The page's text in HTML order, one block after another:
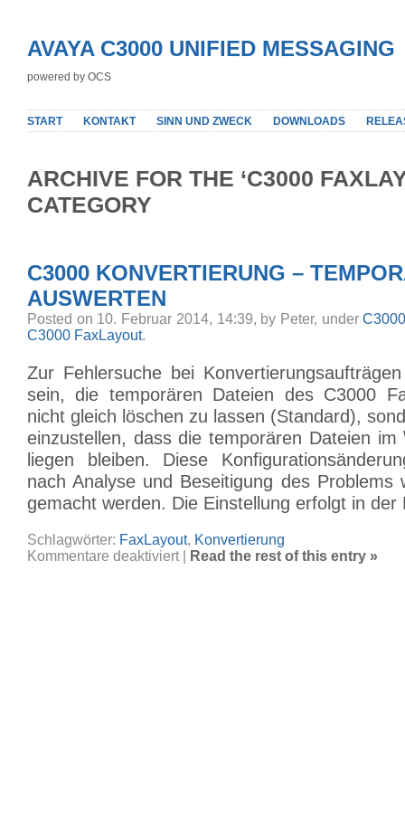
AVAYA C3000 UNIFIED MESSAGING
powered by OCS
START KONTAKT SINN UND ZWECK DOWNLOADS
ARCHIVE FOR THE ‘C3000
CATEGORY
C3000 KONVERTIERUNG –
AUSWERTEN
Posted on 10. Februar 2014, 14:39, by Peter, under
C3000 FaxLayout.
Zur Fehlersuche bei
sein, die temporären Dateien des C3000
nicht gleich löschen zu lassen (Standard),
einzustellen, dass die temporären Dateien im
liegen bleiben. Diese
nach Analyse und Beseitigung des Problems
gemacht werden. Die Einstellung erfolgt in
Schlagwörter: FaxLayout, Konvertierung
Kommentare deaktiviertfür
C3000Read the rest of this entry »